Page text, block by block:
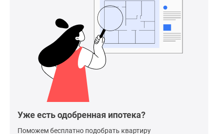
Уже есть одобренная ипотека?
Поможем бесплатно подобрать квартиру